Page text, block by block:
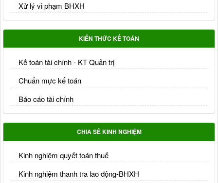
Xử lý vi phạm BHXH
KIẾN THỨC KẾ TOÁN
Kế toán tài chính - KT Quản trị
Chuẩn mực kế toán
Báo cáo tài chính
CHIA SẺ KINH NGHIỆM
Kinh nghiệm quyết toán thuế
Kinh nghiệm thanh tra lao động-BHXH